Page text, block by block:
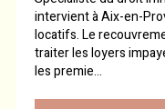
intervient à Aix-en-
locatifs. Le
traiter les loyers
les premie...